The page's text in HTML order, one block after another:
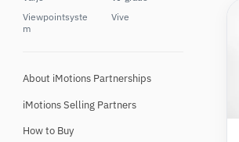
Viewpointsyste
m
Vive
About iMotions Partnerships
iMotions Selling Partners
How to Buy